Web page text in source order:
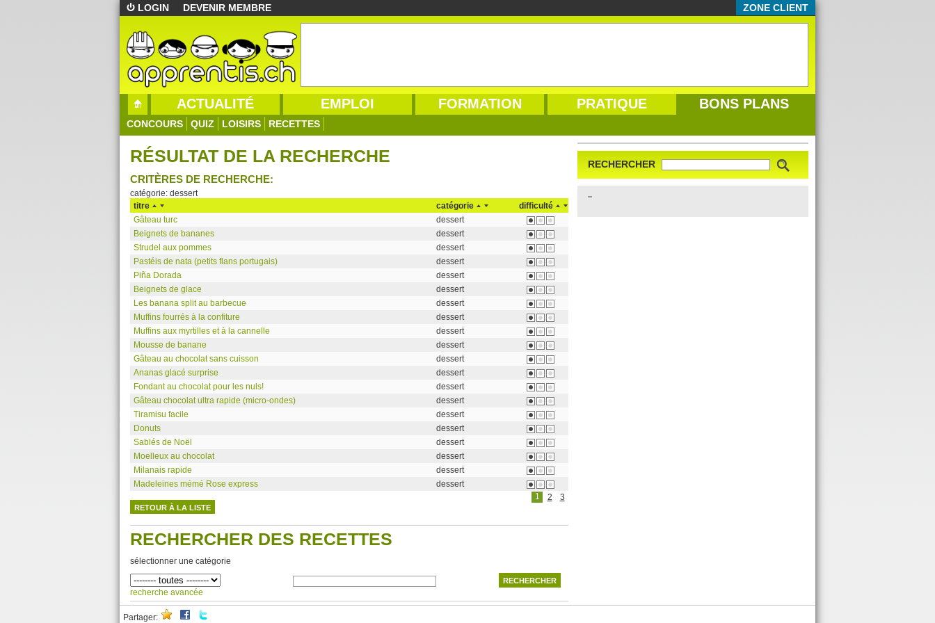
LOGIN DEVENIR MEMBRE ZONE CLIENT
ACTUALITÉ EMPLOI FORMATION PRATIQUE BONS PLANS
CONCOURS QUIZ LOISIRS RECETTES
RECHERCHER
RÉSULTAT DE LA RECHERCHE
CRITÈRES DE RECHERCHE:
catégorie: dessert
titre
catégorie
difficulté
Gâteau turc
dessert
Beignets de bananes
dessert
Strudel aux pommes
dessert
Pastéis de nata (petits flans portugais)
dessert
Piña Dorada
dessert
Beignets de glace
dessert
Les banana split au barbecue
dessert
Muffins fourrés à la confiture
dessert
Muffins aux myrtilles et à la cannelle
dessert
Mousse de banane
dessert
Gâteau au chocolat sans cuisson
dessert
Ananas glacé surprise
dessert
Fondant au chocolat pour les nuls!
dessert
Gâteau chocolat ultra rapide (micro-ondes)
dessert
Tiramisu facile
dessert
Donuts
dessert
Sablés de Noël
dessert
Moelleux au chocolat
dessert
Milanais rapide
dessert
Madeleines mémé Rose express
dessert
1
2 3
RETOUR À LA LISTE
RECHERCHER DES RECETTES
sélectionner une catégorie
recherche avancée
Partager: